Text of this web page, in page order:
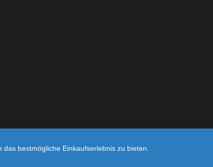
bestmögliche Einkaufserlebnis zu bieten.